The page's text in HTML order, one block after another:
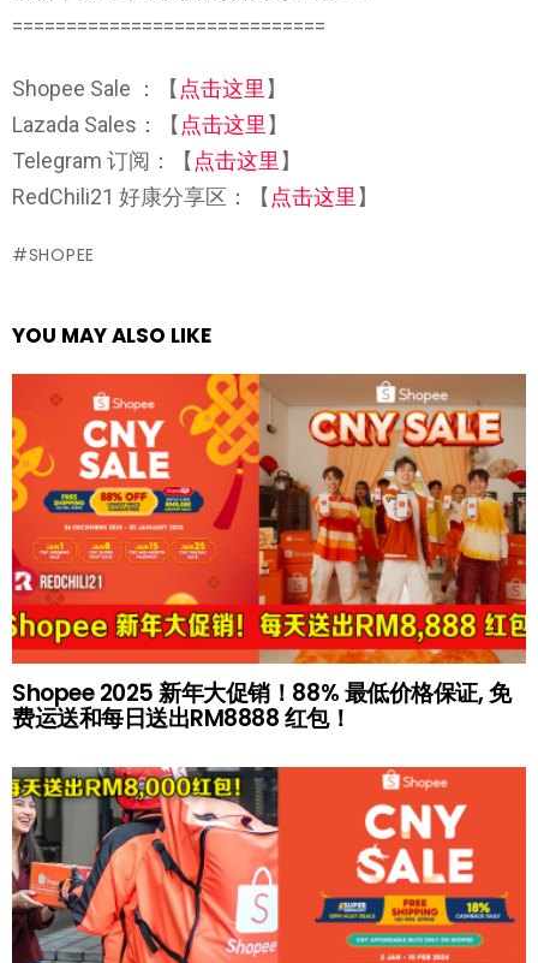
=============================
Shopee Sale ：【 点击这里 】
Lazada Sales：【 点击这里 】
Telegram 订阅：【 点击这里 】
RedChili21 好康分享区：【 点击这里 】
SHOPEE
YOU MAY ALSO LIKE
Shopee 2025 新年大促销！88% 最低价格保证, 免
费运送和每日送出RM8888 红包！